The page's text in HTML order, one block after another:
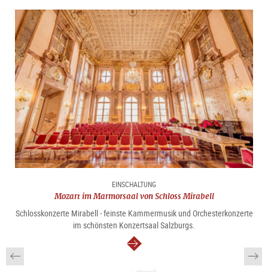
Sprache: Deutsch
Treffpunkt:vor dem Eingang der Tourist Info Mozartplatz,
Mozartplatz 5
Anfahrt:Sie kommen am besten mit öffentlichem Bus vom
Hauptbahnhof (Linie 3,5,6, 25) Ausstiegstelle Mozartplatz
zum Treffpunkt (Tickets an Station oderonline erhältlich )
EINSCHALTUNG
Mozart im Marmorsaal von Schloss Mirabell
Schlosskonzerte Mirabell - feinste Kammermusik und Orchesterkonzerte
im schönsten Konzertsaal Salzburgs.
weiter